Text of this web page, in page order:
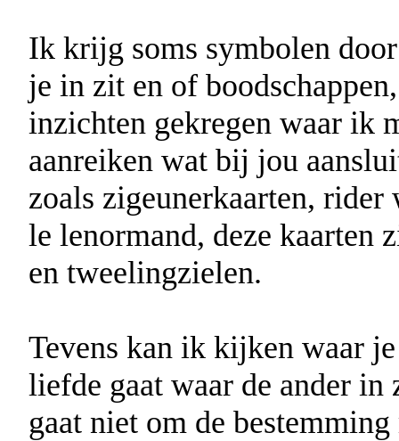
Ik krijg soms symbolen
je in zit en of
inzichten gekregen waar ik
aanreiken wat bij jou
zoals zigeunerkaarten,
le lenormand, deze kaarten
en tweelingzielen.
Tevens kan ik kijken waar
liefde gaat waar de ander
gaat niet om de